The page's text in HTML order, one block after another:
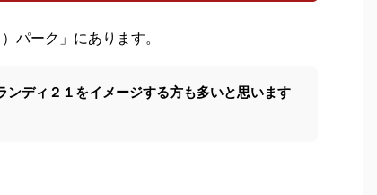
パーク」にあります。
ンディ２１をイメージする方も多いと思います